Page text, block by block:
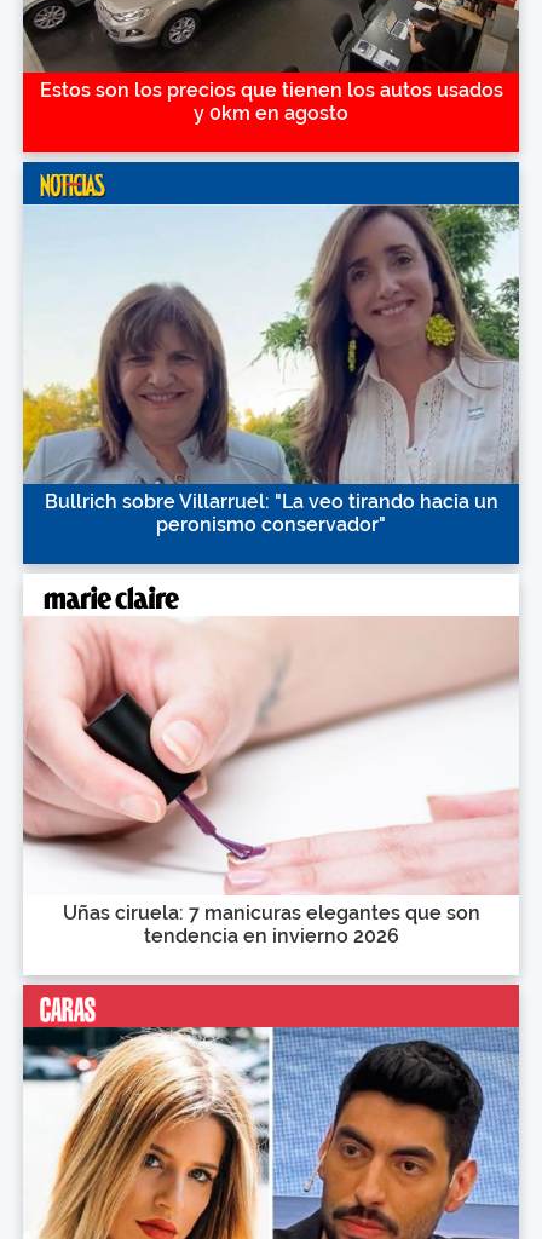
Estos son los precios que tienen los autos usados
y 0km en agosto
Bullrich sobre Villarruel: "La veo tirando hacia un
peronismo conservador"
Uñas ciruela: 7 manicuras elegantes que son
tendencia en invierno 2026